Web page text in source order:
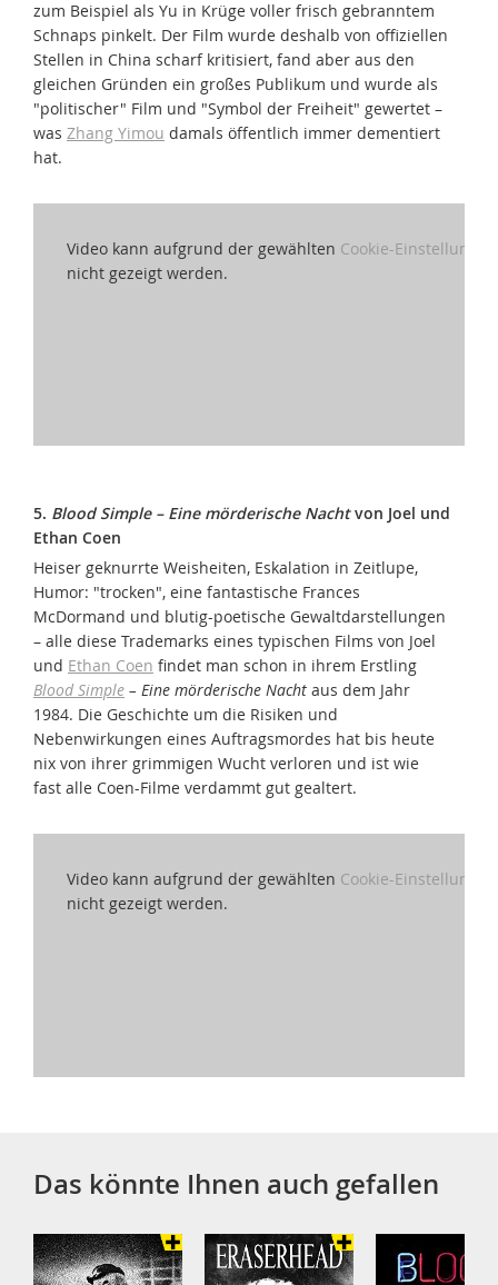
zum Beispiel als Yu in Krüge voller frisch gebranntem
Schnaps pinkelt. Der Film wurde deshalb von offiziellen
Stellen in China scharf kritisiert, fand aber aus den
gleichen Gründen ein großes Publikum und wurde als
"politischer" Film und "Symbol der Freiheit" gewertet –
was Zhang Yimou damals öffentlich immer dementiert
hat.
Video kann aufgrund der gewählten Cookie-Einstellungen
nicht gezeigt werden.
5. Blood Simple – Eine mörderische Nachtvon Joel und
Ethan Coen
Heiser geknurrte Weisheiten, Eskalation in Zeitlupe,
Humor: "trocken", eine fantastische Frances
McDormand und blutig-poetische Gewaltdarstellungen
– alle diese Trademarks eines typischen Films von Joel
und Ethan Coen findet man schon in ihrem Erstling
Blood Simple – Eine mörderische Nacht aus dem Jahr
1984. Die Geschichte um die Risiken und
Nebenwirkungen eines Auftragsmordes hat bis heute
nix von ihrer grimmigen Wucht verloren und ist wie
fast alle Coen-Filme verdammt gut gealtert.
Video kann aufgrund der gewählten Cookie-Einstellungen
nicht gezeigt werden.
Das könnte Ihnen auch gefallen